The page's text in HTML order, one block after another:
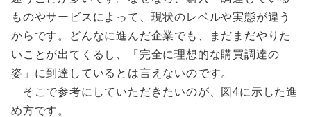
ものやサービスによって、現状のレベルや実態が違う
からです。どんなに進んだ企業でも、まだまだやりた
いことが出てくるし、「完全に理想的な購買調達の
姿」に到達しているとは言えないのです。
そこで参考にしていただきたいのが、図4に示した進
め方です。